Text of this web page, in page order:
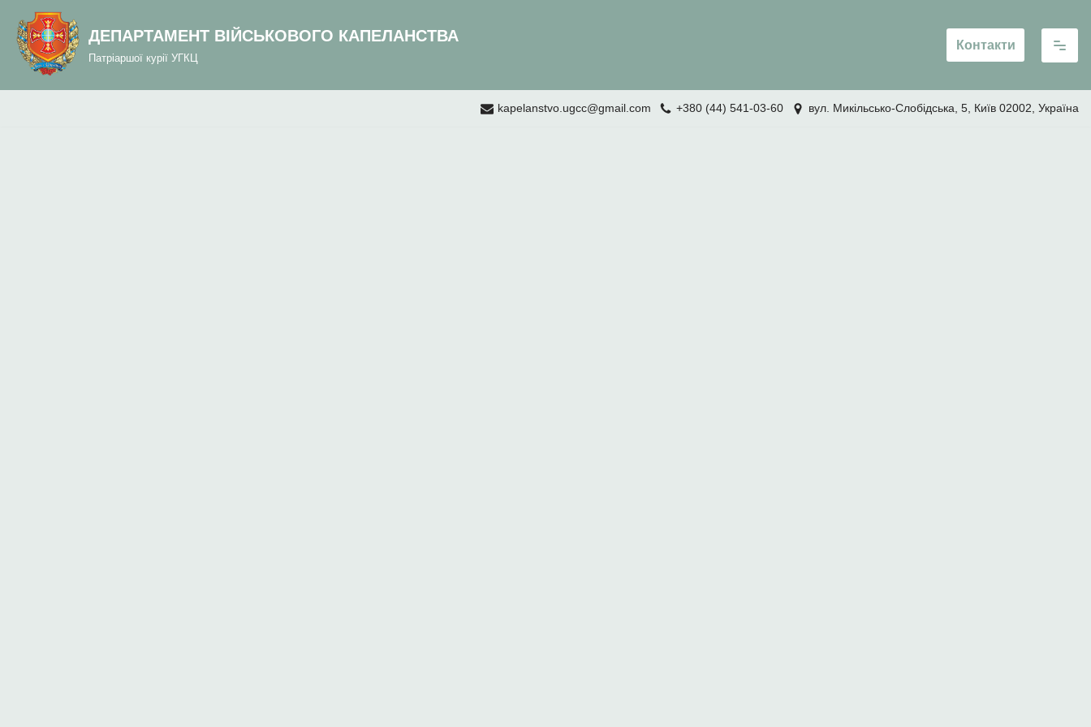
вмісту
Перейти
вмісту
ДЕПАРТАМЕНТ ВІЙСЬКОВОГО КАПЕЛАНСТВА
Патріаршої курії УГКЦ
Контакти
kapelanstvo.ugcc@gmail.com +380 (44) 541-03-60 вул. Микільсько-Слобідська, 5, Київ 02002, Україна